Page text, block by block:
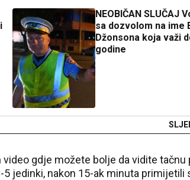
NEOBIČAN SLUČAJ
sa dozvolom na ime
Džonsona koja važi
godine
gdje možete bolje da vidite tačnu
jedinki, nakon 15-ak minuta primijetili